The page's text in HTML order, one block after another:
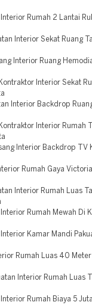
Rumah 2 Lantai
Interior Sekat Ruang
Interior Ruang
Interior Sekat
Interior Backdrop
Interior Rumah
Interior Backdrop TV
Rumah Gaya
Interior Rumah Luas
Rumah Mewah Di
Kamar Mandi
Rumah Luas 40
Interior Rumah Luas
Rumah Biaya 5